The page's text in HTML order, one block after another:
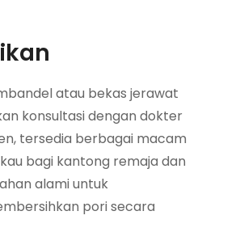
atau bekas jerawat
konsultasi dengan dokter
tersedia berbagai macam
bagi kantong remaja dan
alami untuk
pori secara